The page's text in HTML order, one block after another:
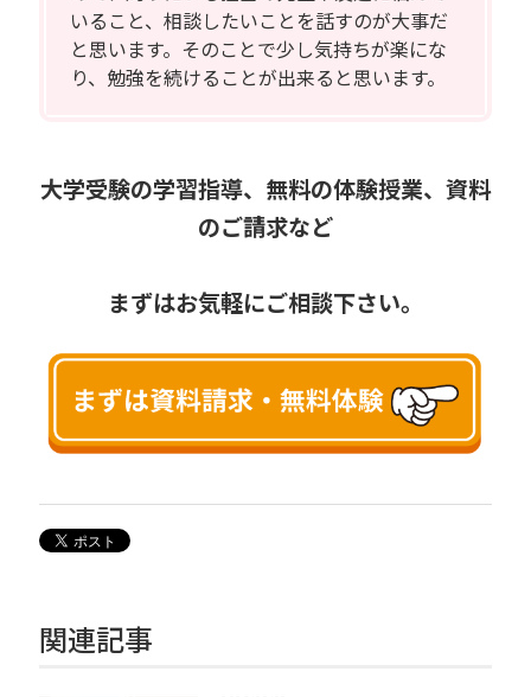
いること、相談したいことを話すのが大事だ
と思います。そのことで少し気持ちが楽にな
り、勉強を続けることが出来ると思います。
大学受験の学習指導、無料の体験授業、資料
のご請求など
まずはお気軽にご相談下さい。
関連記事